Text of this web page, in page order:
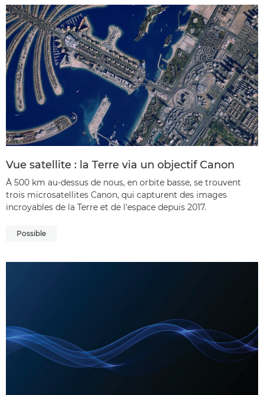
Vue satellite : la Terre via un objectif Canon
À 500 km au-dessus de nous, en orbite basse, se trouvent
trois microsatellites Canon, qui capturent des images
incroyables de la Terre et de l'espace depuis 2017.
Possible